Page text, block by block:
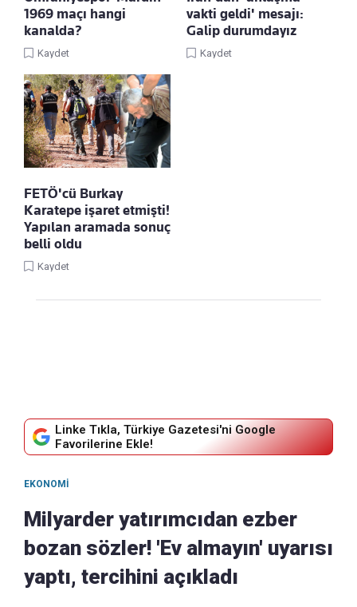
1969 maçı hangi
kanalda?
Kaydet
vakti geldi' mesajı:
Galip durumdayız
Kaydet
FETÖ'cü Burkay
Karatepe işaret etmişti!
Yapılan aramada sonuç
belli oldu
Kaydet
Linke Tıkla, Türkiye Gazetesi'ni Google
Favorilerine Ekle!
EKONOMI
Milyarder yatırımcıdan ezber
bozan sözler! 'Ev almayın' uyarısı
yaptı, tercihini açıkladı